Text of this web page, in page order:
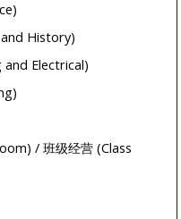
History)
Electrical)
/ 班级经营 (Class